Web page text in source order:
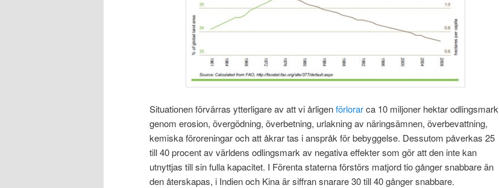
Situationen förvärras ytterligare av att vi årligenförlorarca 10 miljoner hektar odlingsmark
genom erosion, övergödning, överbetning, urlakning av näringsämnen, överbevattning,
kemiska föroreningar och att åkrar tas i anspråk för bebyggelse. Dessutom påverkas 25
till 40 procent av världens odlingsmark av negativa effekter som gör att den inte kan
utnyttjas till sin fulla kapacitet. I Förenta staterna förstörs matjord tio gånger snabbare än
den återskapas, i Indien och Kina är siffran snarare 30 till 40 gånger snabbare.